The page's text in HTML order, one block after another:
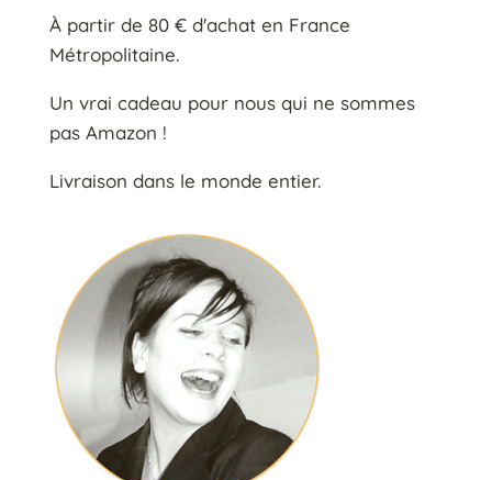
À partir de 80 € d'achat en France
Métropolitaine.
Un vrai cadeau pour nous qui ne sommes
pas Amazon !
Livraison dans le monde entier.